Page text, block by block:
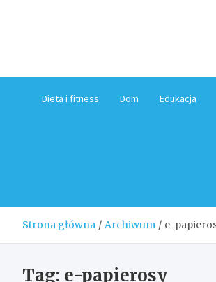
Dieta i fitness Dom Edukacja
Strona główna Archiwum e-
Tag: e-papierosy